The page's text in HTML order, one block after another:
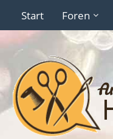
Start Foren